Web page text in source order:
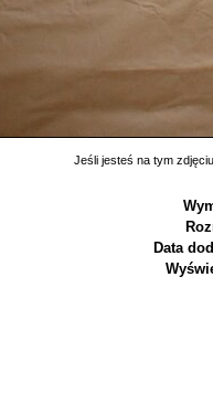
Jeśli jesteś na tym
Data